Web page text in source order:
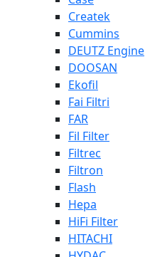
Createk
Cummins
DEUTZ Engine
DOOSAN
Ekofil
Fai Filtri
FAR
Fil Filter
Filtrec
Filtron
Flash
Hepa
HiFi Filter
HITACHI